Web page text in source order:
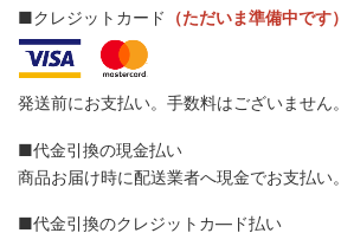
■クレジットカード （ただいま準備中です）
発送前にお支払い。手数料はございません。
■代金引換の現金払い
商品お届け時に配送業者へ現金でお支払い。
■代金引換のクレジットカ―ド払い